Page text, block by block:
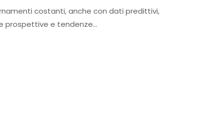
costanti, anche con dati predittivi,
prospettive e tendenze…